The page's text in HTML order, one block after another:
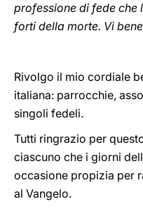
professione di fede che
forti della morte. Vi
Rivolgo il mio cordiale
italiana: parrocchie,
singoli fedeli.
Tutti ringrazio per
ciascuno che i giorni
occasione propizia per
al Vangelo.